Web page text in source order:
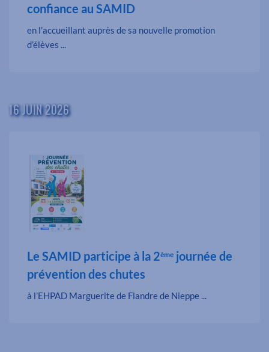
confiance au SAMID
en l’accueillant auprès de sa nouvelle promotion
d’élèves ...
16 JUIN 2026
Le SAMID participe à la 2ème journée de
prévention des chutes
à l’EHPAD Marguerite de Flandre de Nieppe ...